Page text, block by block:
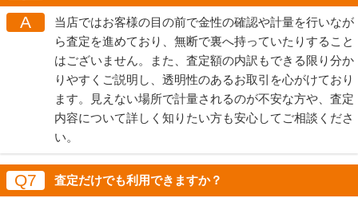
A
当店ではお客様の目の前で金性の確認や計量を行いなが
ら査定を進めており、無断で裏へ持っていたりすること
はございません。また、査定額の内訳もできる限り分か
りやすくご説明し、透明性のあるお取引を心がけており
ます。見えない場所で計量されるのが不安な方や、査定
内容について詳しく知りたい方も安心してご相談くださ
い。
Q7 査定だけでも利用できますか？